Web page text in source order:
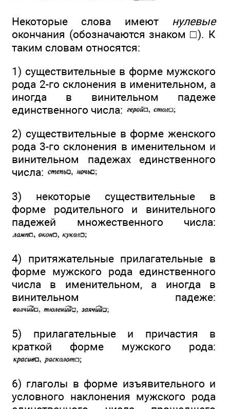
Некоторые слова имеют нулевые
окончания (обозначаются знаком □). К
таким словам относятся:
1) существительные в форме мужского
рода 2-го склонения в именительном, а
иногда в винительном падеже
единственного числа:
2) существительные в форме женского
рода 3-го склонения в именительном и
винительном падежах единственного
числа:
3) некоторые существительные в
форме родительного и винительного
падежей множественного числа:
4) притяжательные прилагательные в
форме мужского рода единственного
числа в именительном, а иногда в
винительном падеже:
5) прилагательные и причастия в
краткой форме мужского рода:
6) глаголы в форме изъявительного и
условного наклонения мужского рода